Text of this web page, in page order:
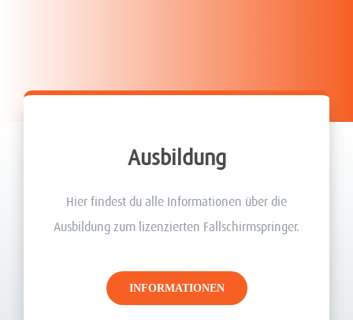
Ausbildung
Hier findest du alle Informationen über die
Ausbildung zum lizenzierten Fallschirmspringer.
INFORMATIONEN